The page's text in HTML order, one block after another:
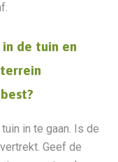
de tuin en
in te gaan. Is de
Geef de